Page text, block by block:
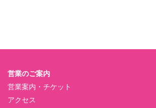
営業のご案内
営業案内・チケット
アクセス